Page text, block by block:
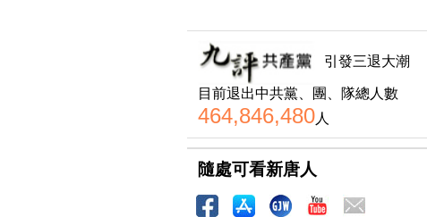
引發三退大潮
目前退出中共黨、團、隊總人數
464,846,480人
隨處可看新唐人